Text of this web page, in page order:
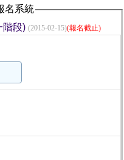
名系統
階段) (2015-02-15)(報名截止)